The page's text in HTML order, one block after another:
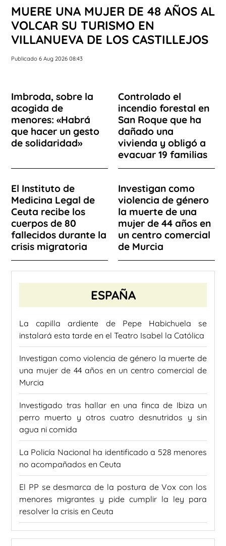
MUERE UNA MUJER DE 48 AÑOS AL
VOLCAR SU TURISMO EN
VILLANUEVA DE LOS CASTILLEJOS
Publicado 6 Aug 2026 08:43
Imbroda, sobre la
acogida de
menores: «Habrá
que hacer un gesto
de solidaridad»
Controlado el
incendio forestal en
San Roque que ha
dañado una
vivienda y obligó a
evacuar 19 familias
El Instituto de
Medicina Legal de
Ceuta recibe los
cuerpos de 80
fallecidos durante la
crisis migratoria
Investigan como
violencia de género
la muerte de una
mujer de 44 años en
un centro comercial
de Murcia
ESPAÑA
La capilla ardiente de Pepe Habichuela se
instalará esta tarde en el Teatro Isabel la Católica
Investigan como violencia de género la muerte de
una mujer de 44 años en un centro comercial de
Murcia
Investigado tras hallar en una finca de Ibiza un
perro muerto y otros cuatro desnutridos y sin
agua ni comida
La Policía Nacional ha identificado a 528 menores
no acompañados en Ceuta
El PP se desmarca de la postura de Vox con los
menores migrantes y pide cumplir la ley para
resolver la crisis en Ceuta